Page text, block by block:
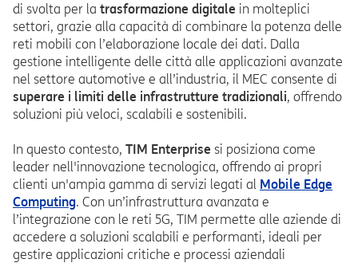
di svolta per la trasformazione digitale in molteplici
settori, grazie alla capacità di combinare la potenza delle
reti mobili con l’elaborazione locale dei dati. Dalla
gestione intelligente delle città alle applicazioni avanzate
nel settore automotive e all’industria, il MEC consente di
superare i limiti delle infrastrutture tradizionali, offrendo
soluzioni più veloci, scalabili e sostenibili.
In questo contesto, TIM Enterprise si posiziona come
leader nell'innovazione tecnologica, offrendo ai propri
clienti un'ampia gamma di servizi legati al Mobile Edge
Computing. Con un’infrastruttura avanzata e
l’integrazione con le reti 5G, TIM permette alle aziende di
accedere a soluzioni scalabili e performanti, ideali per
gestire applicazioni critiche e processi aziendali